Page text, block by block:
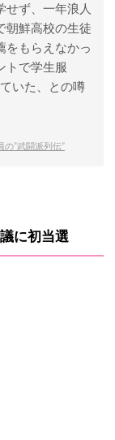
せず、一年浪人
朝鮮高校の生徒
をもらえなかっ
トで学生服
いた、との噂
”武闘派列伝”
に初当選